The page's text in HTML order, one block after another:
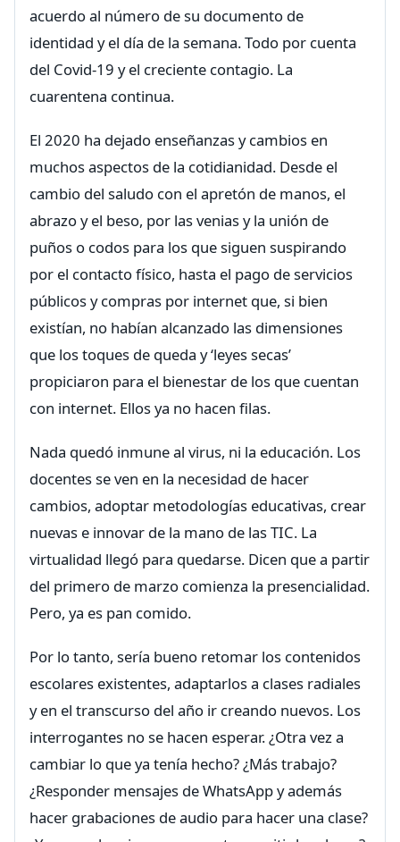
acuerdo al número de su documento de
identidad y el día de la semana. Todo por cuenta
del Covid-19 y el creciente contagio. La
cuarentena continua.
El 2020 ha dejado enseñanzas y cambios en
muchos aspectos de la cotidianidad. Desde el
cambio del saludo con el apretón de manos, el
abrazo y el beso, por las venias y la unión de
puños o codos para los que siguen suspirando
por el contacto físico, hasta el pago de servicios
públicos y compras por internet que, si bien
existían, no habían alcanzado las dimensiones
que los toques de queda y ‘leyes secas’
propiciaron para el bienestar de los que cuentan
con internet. Ellos ya no hacen filas.
Nada quedó inmune al virus, ni la educación. Los
docentes se ven en la necesidad de hacer
cambios, adoptar metodologías educativas, crear
nuevas e innovar de la mano de las TIC. La
virtualidad llegó para quedarse. Dicen que a partir
del primero de marzo comienza la presencialidad.
Pero, ya es pan comido.
Por lo tanto, sería bueno retomar los contenidos
escolares existentes, adaptarlos a clases radiales
y en el transcurso del año ir creando nuevos. Los
interrogantes no se hacen esperar. ¿Otra vez a
cambiar lo que ya tenía hecho? ¿Más trabajo?
¿Responder mensajes de WhatsApp y además
hacer grabaciones de audio para hacer una clase?